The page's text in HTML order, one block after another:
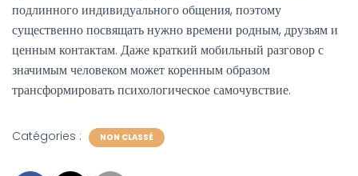
подлинного индивидуального общения, поэтому
существенно посвящать нужно времени родным, друзьям и
ценным контактам. Даже краткий мобильный разговор с
значимым человеком может коренным образом
трансформировать психологическое самочувствие.
Catégories : NON CLASSÉ